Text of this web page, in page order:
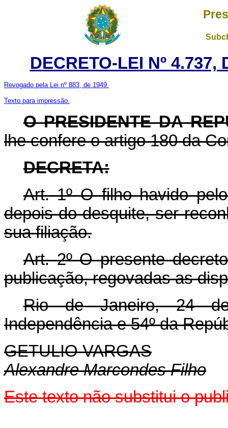
DECRETO-LEI Nº 4.737,
Revogado pela Lei nº 883, de 1949.
Texto para impressão.
O PRESIDENTE DA
lhe confere o artigo 180 da
DECRETA:
Art. 1º O filho havido
depois do desquite, ser
sua filiação.
Art. 2º O presente
publicação, regovadas as
Rio de Janeiro, 24
Independência e 54º da
GETULIO VARGAS
Alexandre Marcondes Filho
Este texto não substitui o